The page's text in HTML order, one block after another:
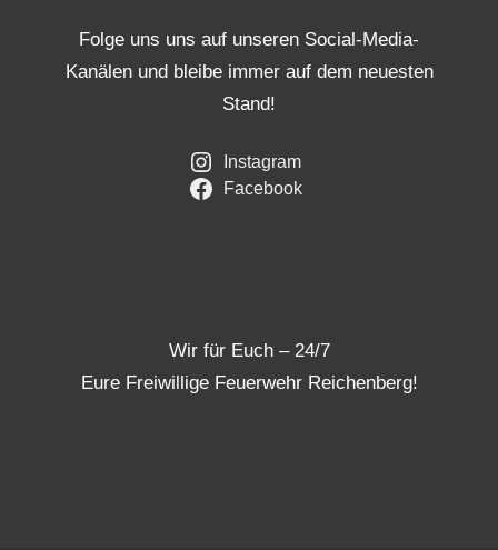
Folge uns uns auf unseren Social-Media-
Kanälen und bleibe immer auf dem neuesten
Stand!
Instagram
Facebook
Wir für Euch – 24/7
Eure Freiwillige Feuerwehr Reichenberg!